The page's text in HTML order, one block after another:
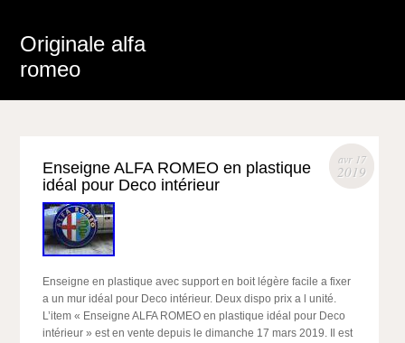
Originale alfa
romeo
avr 17
2019
Enseigne ALFA ROMEO en plastique
idéal pour Deco intérieur
Enseigne en plastique avec support en boit légère facile a fixer
a un mur idéal pour Deco intérieur. Deux dispo prix a l unité.
L’item « Enseigne ALFA ROMEO en plastique idéal pour Deco
intérieur » est en vente depuis le dimanche 17 mars 2019. Il est